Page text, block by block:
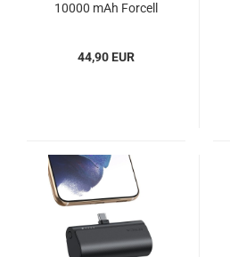
10000 mAh Forcell
44,90 EUR